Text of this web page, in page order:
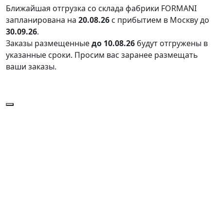
Ближайшая отгрузка со склада фабрики FORMANI
запланирована на 20.08.26 с прибытием в Москву до
30.09.26.
Заказы размещенныедо 10.08.26 будут отгружены в
указанные сроки. Просим вас заранее размещать
ваши заказы.